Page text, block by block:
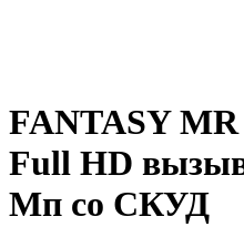
FANTASY
Full HD
Мп со СКУД